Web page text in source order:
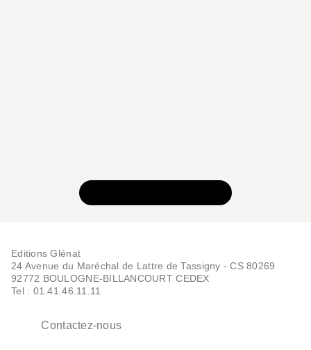
Editions Glénat
24 Avenue du Maréchal de Lattre de Tassigny - CS 80269
92772 BOULOGNE-BILLANCOURT CEDEX
Tel : 01.41.46.11.11
Contactez-nous